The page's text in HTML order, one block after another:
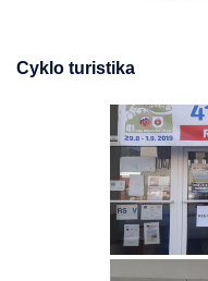
Cyklo turistika